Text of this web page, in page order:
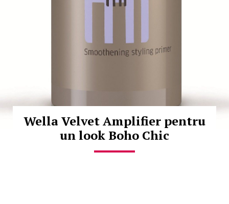
Wella Velvet Amplifier pentru
un look Boho Chic